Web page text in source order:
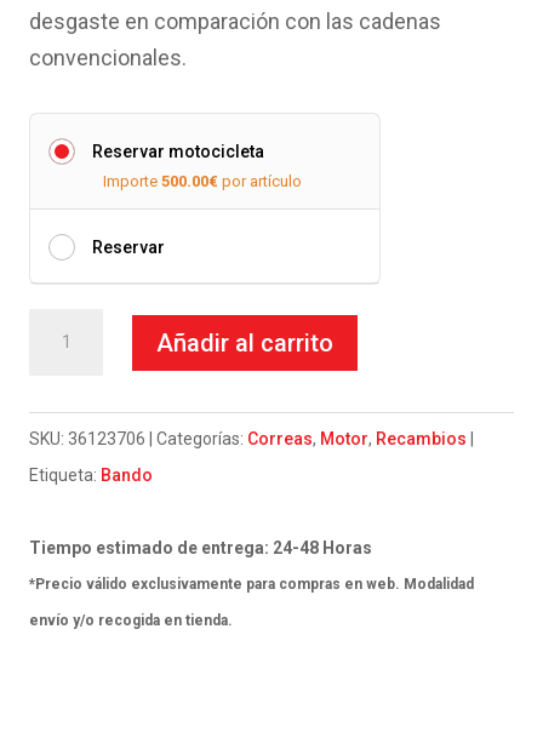
desgaste en comparación con las cadenas
convencionales.
Reservar motocicleta
Importe500.00€ por artículo
Reservar
F12
Phantom-
Rst
50
94-
Añadir al carrito
SKU: 36123706 Categorías: Correas, Motor, Recambios
Etiqueta: Bando
Tiempo estimado de entrega: 24-48 Horas
*Precio válido exclusivamente para compras en web. Modalidad
envío y/o recogida en tienda.